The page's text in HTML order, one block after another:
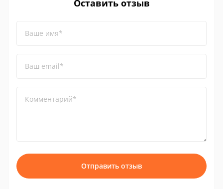
Оставить отзыв
Ваше имя*
Ваш email*
Комментарий*
Отправить отзыв